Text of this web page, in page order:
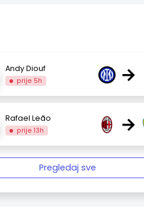
Andy Diouf
prije 5h →
Rafael Leão
prije 13h →
Pregledaj sve